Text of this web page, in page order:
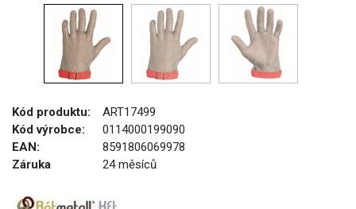
Kód produktu:
ART17499
Kód výrobce:
0114000199090
EAN:
8591806069978
Záruka
24 měsíců